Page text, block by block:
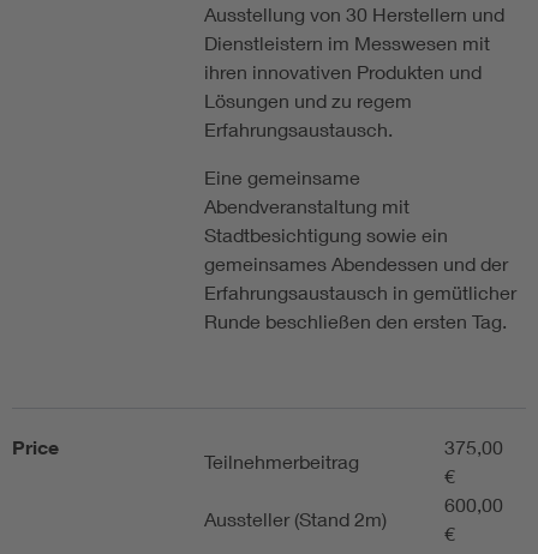
Ausstellung von 30 Herstellern und
Dienstleistern im Messwesen mit
ihren innovativen Produkten und
Lösungen und zu regem
Erfahrungsaustausch.
Eine gemeinsame
Abendveranstaltung mit
Stadtbesichtigung sowie ein
gemeinsames Abendessen und der
Erfahrungsaustausch in gemütlicher
Runde beschließen den ersten Tag.
Price
Teilnehmerbeitrag
375,00
€
Aussteller (Stand 2m)
600,00
€